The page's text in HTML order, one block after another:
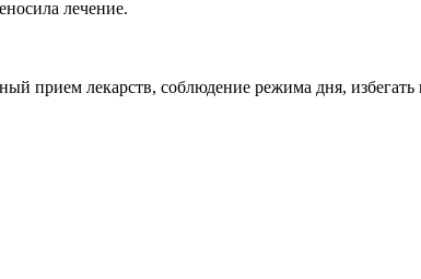
лечение.
прием лекарств, соблюдение режима дня,